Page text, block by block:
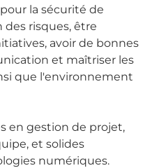
la sécurité de
risques, être
avoir de bonnes
et maîtriser les
que l'environnement
en gestion de projet,
et solides
numériques.